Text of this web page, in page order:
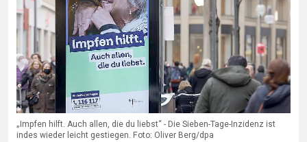
„Impfen hilft. Auch allen, die du liebst“ - Die Sieben-Tage-Inzidenz ist
indes wieder leicht gestiegen. Foto: Oliver Berg/dpa